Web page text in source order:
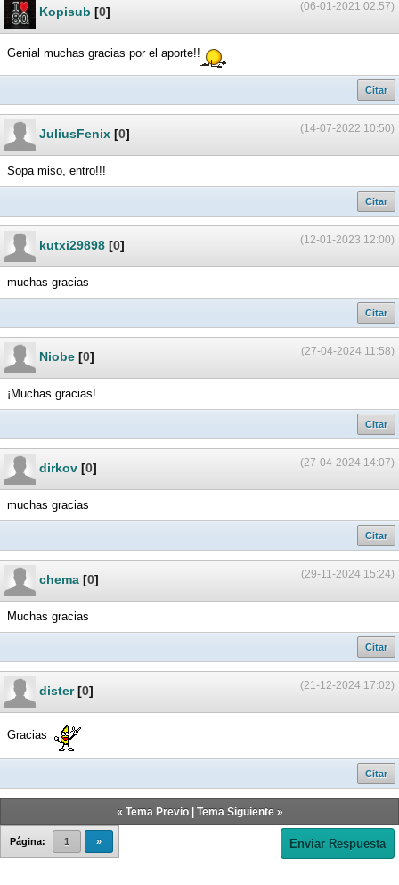
(06-01-2021 02:57)
Kopisub [0]
Genial muchas gracias por el aporte!!
Citar
(14-07-2022 10:50)
JuliusFenix [0]
Sopa miso, entro!!!
Citar
(12-01-2023 12:00)
kutxi29898 [0]
muchas gracias
Citar
(27-04-2024 11:58)
Niobe [0]
¡Muchas gracias!
Citar
(27-04-2024 14:07)
dirkov [0]
muchas gracias
Citar
(29-11-2024 15:24)
chema [0]
Muchas gracias
Citar
(21-12-2024 17:02)
dister[0]
Gracias
Citar
« Tema Previo| Tema Siguiente»
Página: 1 » Enviar Respuesta